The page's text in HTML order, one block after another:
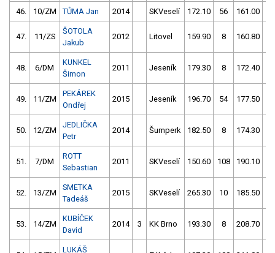
46. 10/ZM TŮMA Jan 2014 SKVeselí 172.10 56 161.00
47. 11/ZS
ŠOTOLA
Jakub
2012 Litovel 159.90 8 160.80
48. 6/DM
KUNKEL
Šimon
2011 Jeseník 179.30 8 172.40
49. 11/ZM
PEKÁREK
Ondřej
2015 Jeseník 196.70 54 177.50
50. 12/ZM
JEDLIČKA
Petr
2014 Šumperk 182.50 8 174.30
51. 7/DM
ROTT
Sebastian
2011 SKVeselí 150.60 108 190.10
52. 13/ZM
SMETKA
Tadeáš
2015 SKVeselí 265.30 10 185.50
53. 14/ZM
KUBÍČEK
David
2014 3 KK Brno 193.30 8 208.70
LUKÁŠ